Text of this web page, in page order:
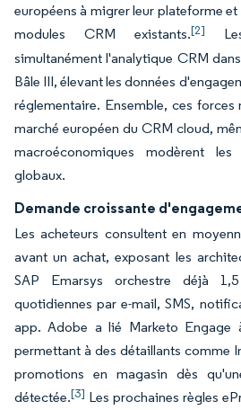
européens à migrer leur plateforme et
modules CRM existants.[2]
simultanément l'analytique CRM
Bâle III, élevant les données
réglementaire. Ensemble, ces forces
marché européen du CRM cloud,
macroéconomiques modèrent
globaux.
Demande croissante
Les acheteurs consultent en
avant un achat, exposant les
SAP Emarsys orchestre déjà
quotidiennes par e-mail, SMS,
app. Adobe a lié Marketo Engage
permettant à des détaillants comme
promotions en magasin dès
détectée.[3] Les prochaines règles